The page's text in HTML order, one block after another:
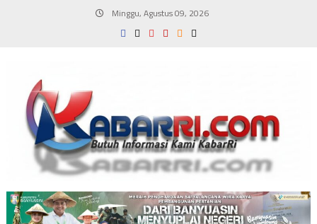
Minggu, Agustus 09, 2026